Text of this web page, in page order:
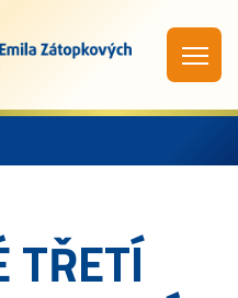
TŘETÍ